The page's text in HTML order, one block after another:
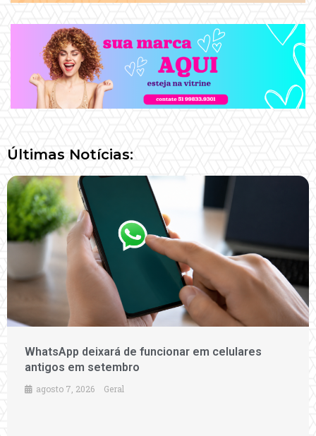
Últimas Notícias:
WhatsApp deixará de funcionar em celulares
antigos em setembro
agosto 7, 2026 Geral